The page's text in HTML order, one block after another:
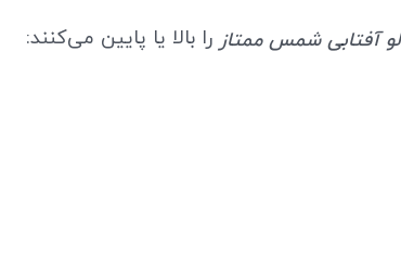
آفتابی شمس ممتاز را بالا یا پایین می‌کنند: